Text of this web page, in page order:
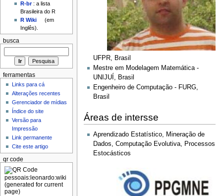
UFPR, Brasil
Mestre em Modelagem Matemática -
UNIJUÍ, Brasil
Engenheiro de Computação - FURG,
Brasil
Áreas de intersse
Aprendizado Estatístico, Mineração de
Dados, Computação Evolutiva, Processos
Estocásticos
R-br: a lista
Brasileira do R
R Wiki
(em
Inglês).
busca
ferramentas
Links para cá
Alterações recentes
Gerenciador de mídias
Índice do site
Versão para
Impressão
Link permanente
Cite este artigo
qr code